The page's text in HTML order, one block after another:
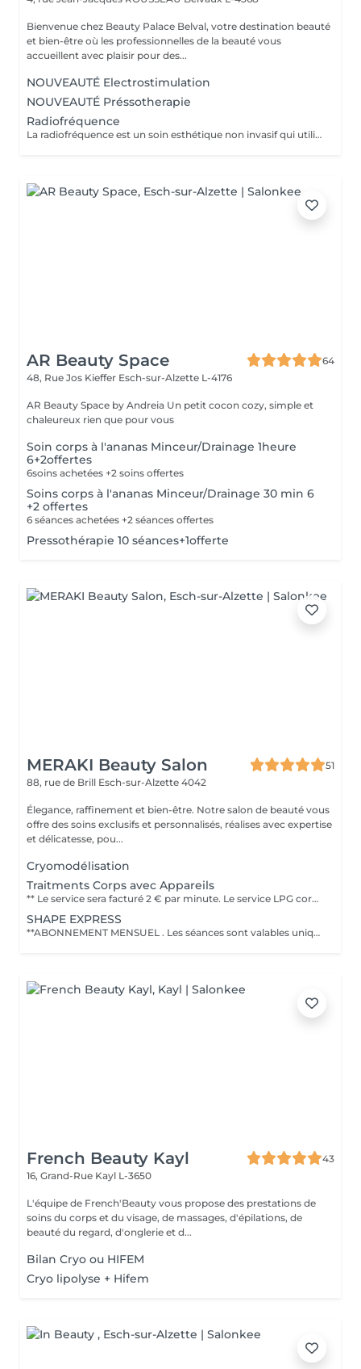
Bienvenue chez Beauty Palace Belval, votre destination beauté
et bien-être où les professionnelles de la beauté vous
accueillent avec plaisir pour des...
NOUVEAUTÉ Electrostimulation
NOUVEAUTÉ Préssotherapie
Radiofréquence
La radiofréquence est un soin esthétique non invasif qui utilise des ondes électromagnétiques pour chauffer en profondeur les tissus cutanés. Cette chaleur stimule la production naturelle de collagène et d'élastine, ce qui raffermit la peau et améliore son élasticité. Objectifs: effet tenseur immédiat, raffermissement des zones relâchées (visage, cou, décolleté, bras, ventre, cuisses...) Soin indolore, résultats progressifs et naturels. Recommandations: une cure de plusieurs séances est conseillée pour un résultat durable, accompagnée d'un entretien régulier.
AR Beauty Space
64
48, Rue Jos Kieffer Esch-sur-Alzette L-4176
AR Beauty Space by Andreia Un petit cocon cozy, simple et
chaleureux rien que pour vous
Soin corps à l'ananas Minceur/Drainage 1heure
6+2offertes
6soins achetées +2 soins offertes
Soins corps à l'ananas Minceur/Drainage 30 min 6
+2 offertes
6 séances achetées +2 séances offertes
Pressothérapie 10 séances+1offerte
MERAKI Beauty Salon
51
88, rue de Brill Esch-sur-Alzette 4042
Élegance, raffinement et bien-être. Notre salon de beauté vous
offre des soins exclusifs et personnalisés, réalises avec expertise
et délicatesse, pou...
Cryomodélisation
Traitments Corps avec Appareils
** Le service sera facturé 2 € par minute. Le service LPG corps est une technologie non invasive qui utilise un massage mécanique pour stimuler les tissus profonds afin de réduire la cellulite, affiner la silhouette, déstocker les graisses localisées et raffermir la peau. Cette technique est souvent décrite comme agréable et naturelle, avec des résultats visibles comme une peau plus lisse et un corps plus léger, grâce au remodelage corporel et au drainage. Objectifs du traitement LPG corps Réduire la cellulite : Il aide à atténuer l'aspect de la cellulite, qu'elle soit adipeuse, aqueuse ou fibreuse. Déstocker les graisses : Il stimule le déstockage des graisses localisées qui résistent aux régimes et à l'exercice, comme le mentionne le traitement Lipomassage du {LPG Group}. Raffermir la peau : Le soin raffermit la peau et améliore sa fermeté, notamment sur des zones comme le double menton. Drainer et détoxifier : Il favorise les échanges circulatoires et procure un effet détoxinant, ce qui permet de retrouver une sensation de légèreté. Déroulement et fréquence Séance type : La durée d'une séance est généralement de 35 à 40 minutes, selon le protocole. Protocoles courants : Il est conseillé de commencer par 2 séances par semaine pour les premières séances afin d'obtenir des résultats plus rapides, puis de réduire la fréquence en fonction de vos besoins et de votre budget. Adaptabilité : Le soin peut être adapté à vos besoins spécifiques, qu'il s'agisse de minceur, de raffermissement ou de drainage.
SHAPE EXPRESS
**ABONNEMENT MENSUEL . Les séances sont valables uniquement pendant le mois en cours et ne peuvent pas être reportées ou cumulées sur le mois suivant. PROGRAMME CORPS REMODELANT - ANTI CELLULITE & RAFFERMISSANT INCLUS * 2 séances corporelles par semaine (30 minutes chacune) * 6 Seances par mois Techniques utilisées: - LPG : stimule la circulation et aide à déstocker les graisses - Drainage lymphatique : favorise l'élimination des toxines et réduit la rétention d'eau - Detox corporel : aide purifier l'organisme et affiner la silhouette - HIFU (1 Zone incluse) : Technologie avancée pour raffermir et tonifier la peau en profondeur
French Beauty Kayl
43
16, Grand-Rue Kayl L-3650
L'équipe de French'Beauty vous propose des prestations de
soins du corps et du visage, de massages, d'épilations, de
beauté du regard, d'onglerie et d...
Bilan Cryo ou HIFEM
Cryo lipolyse + Hifem